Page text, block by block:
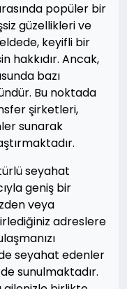
popüler bir
güzellikleri ve
keyifli bir
hakkıdır. Ancak,
bazı
Bu noktada
şirketleri,
sunarak
seyahat
geniş bir
veya
adreslere
seyahat edenler
sunulmaktadır.